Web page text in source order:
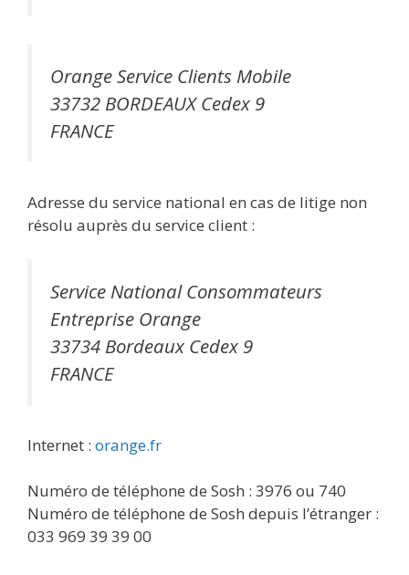
Orange Service Clients Mobile
33732 BORDEAUX Cedex 9
FRANCE
Adresse du service national en cas de litige non
résolu auprès du service client :
Service National Consommateurs
Entreprise Orange
33734 Bordeaux Cedex 9
FRANCE
Internet : orange.fr
Numéro de téléphone de Sosh : 3976 ou 740
Numéro de téléphone de Sosh depuis l’étranger :
033 969 39 39 00